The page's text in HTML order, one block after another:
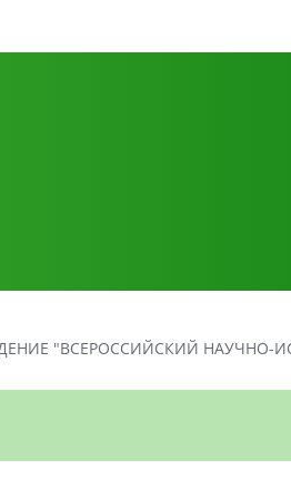
"ВСЕРОССИЙСКИЙ